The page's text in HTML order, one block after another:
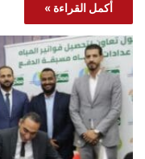
أكمل القراءة »